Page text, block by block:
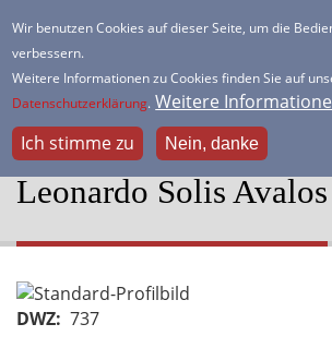
Wir benutzen Cookies auf dieser Seite, um die
verbessern.
Weitere Informationen zu Cookies finden Sie auf
Datenschutzerklärung. Weitere
Ich stimme zu
Nein, danke
zum
Inhalt
Dein freundlicher Schachverein
Leonardo Solis Avalos
Portraitbild
DWZ 737